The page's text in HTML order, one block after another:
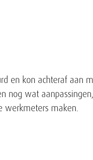
en kon achteraf aan
nog wat
maken.